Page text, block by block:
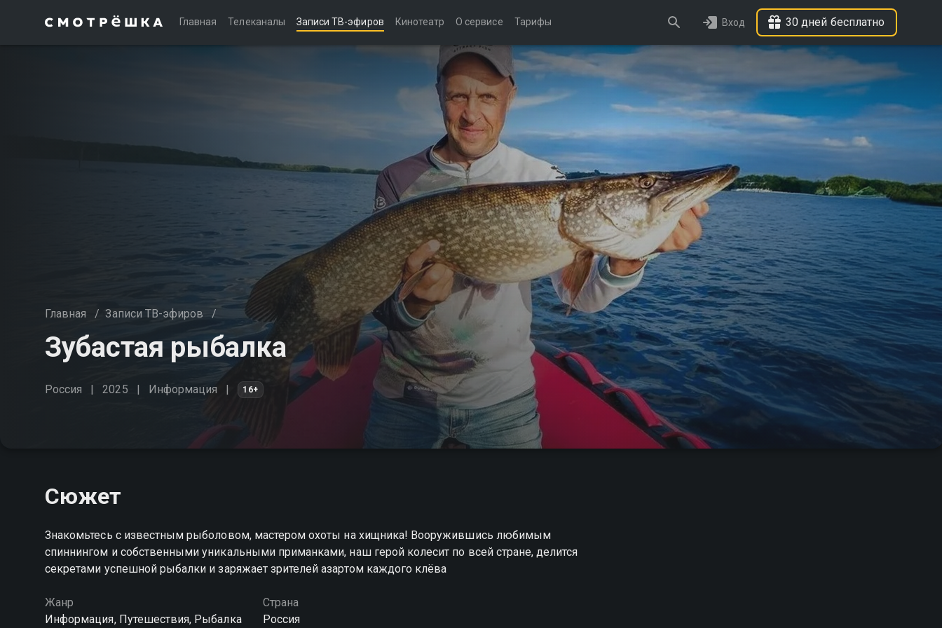
Главная Телеканалы Записи ТВ-эфиров Кинотеатр О сервисе Тарифы Вход 30 дней бесплатно
Главная / Записи ТВ-эфиров /
Зубастая рыбалка
Россия 2025 Информация 16+
Сюжет
Знакомьтесь с известным рыболовом, мастером охоты на хищника! Вооружившись любимым
спиннингом и собственными уникальными приманками, наш герой колесит по всей стране, делится
секретами успешной рыбалки и заряжает зрителей азартом каждого клёва
Жанр
Информация, Путешествия, Рыбалка
Страна
Россия